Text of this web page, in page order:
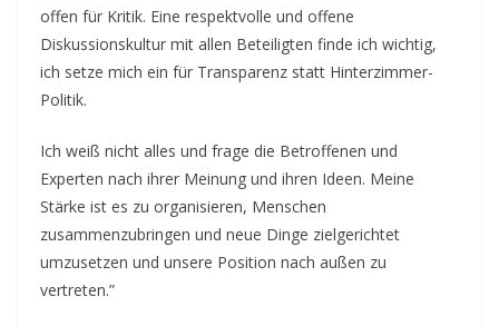
offen für Kritik. Eine respektvolle und offene
Diskussionskultur mit allen Beteiligten finde ich wichtig,
ich setze mich ein für Transparenz statt Hinterzimmer-
Politik.
Ich weiß nicht alles und frage die Betroffenen und
Experten nach ihrer Meinung und ihren Ideen. Meine
Stärke ist es zu organisieren, Menschen
zusammenzubringen und neue Dinge zielgerichtet
umzusetzen und unsere Position nach außen zu
vertreten.”